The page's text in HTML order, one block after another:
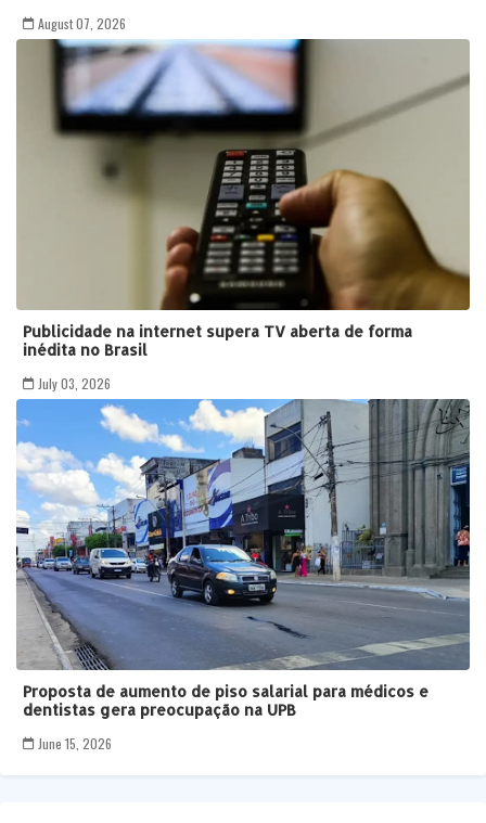
August 07, 2026
Publicidade na internet supera TV aberta de forma
inédita no Brasil
July 03, 2026
Proposta de aumento de piso salarial para médicos e
dentistas gera preocupação na UPB
June 15, 2026